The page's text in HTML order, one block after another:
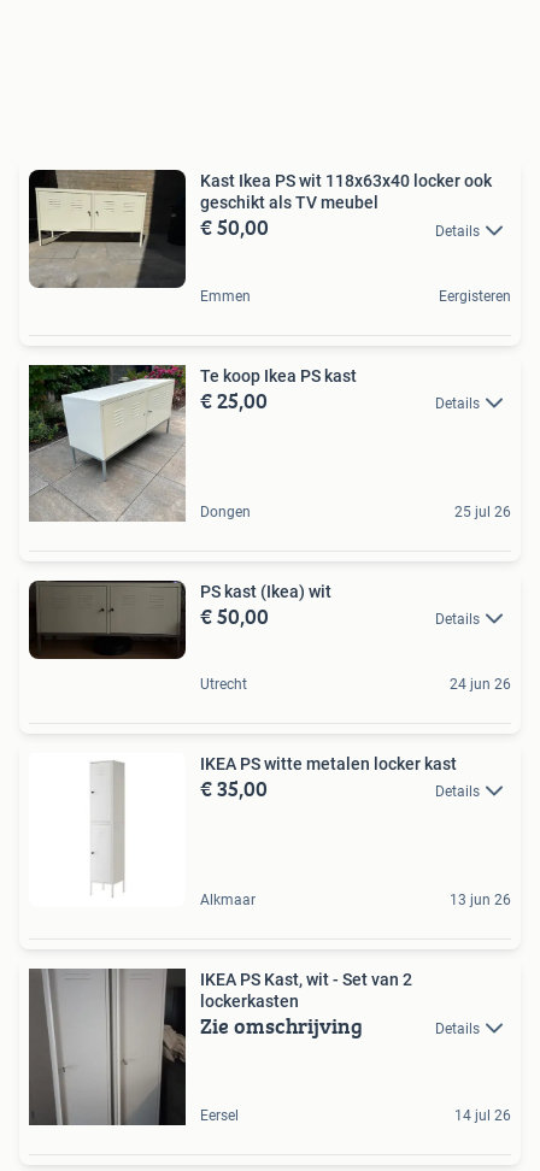
Kast Ikea PS wit 118x63x40 locker ook
geschikt als TV meubel
€ 50,00 Details
Emmen Eergisteren
Te koop Ikea PS kast
€ 25,00 Details
Dongen 25 jul 26
PS kast (Ikea) wit
€ 50,00 Details
Utrecht 24 jun 26
IKEA PS witte metalen locker kast
€ 35,00 Details
Alkmaar 13 jun 26
IKEA PS Kast, wit - Set van 2
lockerkasten
Zie omschrijving Details
Eersel 14 jul 26